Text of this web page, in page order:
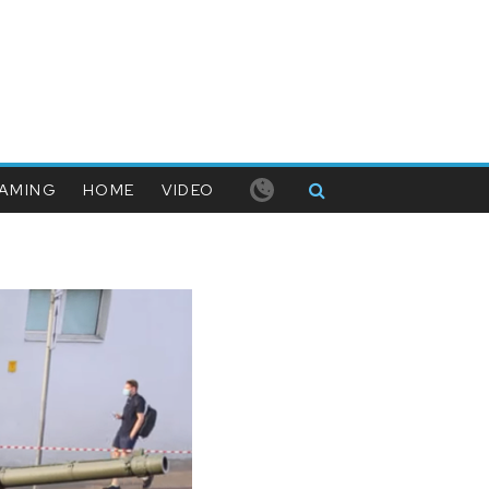
HOME VIDEO